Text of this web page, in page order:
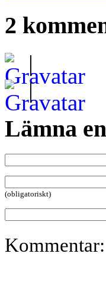
2
|
|
Lämna
(obligatoriskt)
Kommentar: